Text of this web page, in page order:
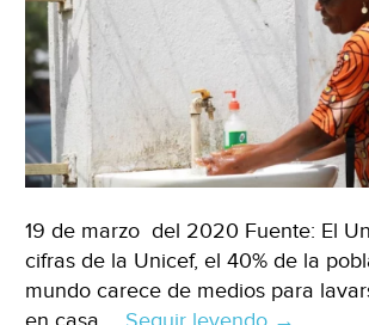
19 de marzo del 2020 Fuente: El
cifras de la Unicef, el 40% de la
mundo carece de medios para